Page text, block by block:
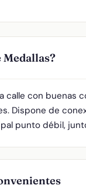
Medallas?
calle con buenas
Dispone de
punto débil,